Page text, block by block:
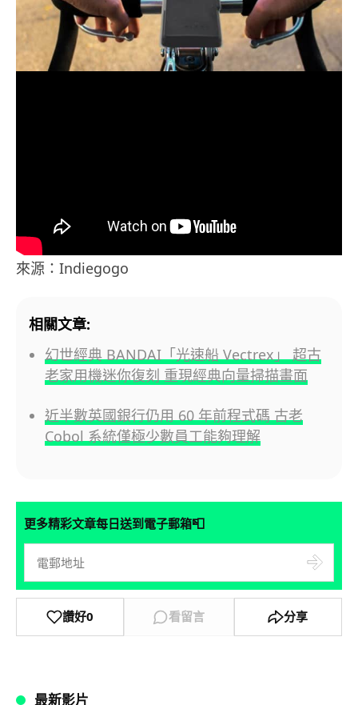
來源：Indiegogo
相關文章:
幻世經典 BANDAI「光速船 Vectrex」 超古
老家用機迷你復刻 重現經典向量掃描畫面
近半數英國銀行仍用 60 年前程式碼 古老
Cobol 系統僅極少數員工能夠理解
更多精彩文章每日送到電子郵箱📮
讚好0 看留言 分享
最新影片